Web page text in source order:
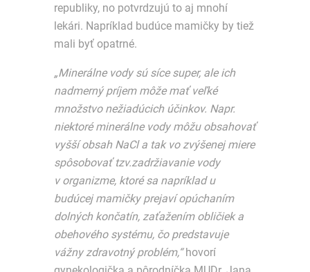
republiky, no potvrdzujú to aj mnohí
lekári. Napríklad budúce mamičky by tiež
mali byť opatrné.
„Minerálne vody sú síce super, ale ich
nadmerný príjem môže mať veľké
množstvo nežiadúcich účinkov. Napr.
niektoré minerálne vody môžu obsahovať
vyšší obsah NaCl a tak vo zvýšenej miere
spôsobovať tzv.zadržiavanie vody
v organizme, ktoré sa napríklad u
budúcej mamičky prejaví opúchaním
dolných končatín, zaťažením obličiek a
obehového systému, čo predstavuje
vážny zdravotný problém,“hovorí